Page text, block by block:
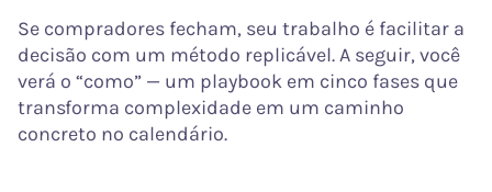
Se compradores fecham, seu trabalho é facilitar a
decisão com um método replicável. A seguir, você
verá o “como” — um playbook em cinco fases que
transforma complexidade em um caminho
concreto no calendário.